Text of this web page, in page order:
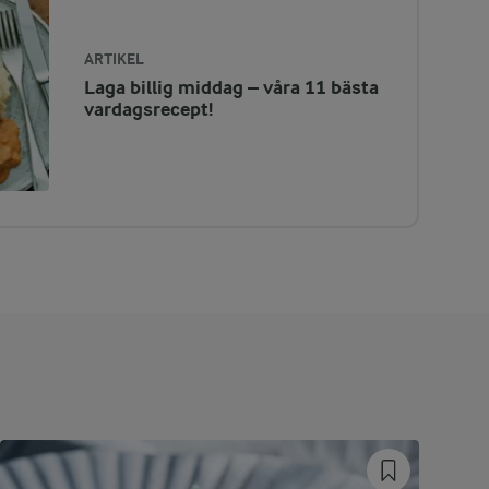
ARTIKEL
Laga billig middag – våra 11 bästa
vardagsrecept!